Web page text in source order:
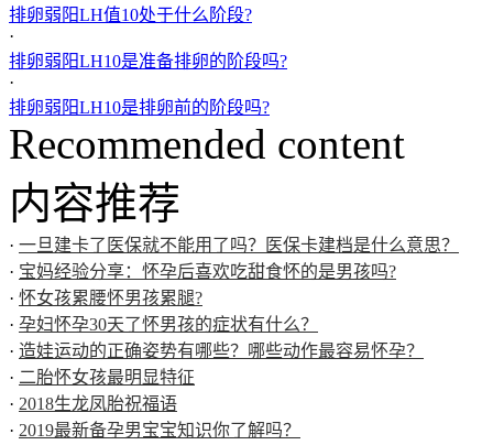
排卵弱阳LH值10处于什么阶段?
·
排卵弱阳LH10是准备排卵的阶段吗?
·
排卵弱阳LH10是排卵前的阶段吗?
Recommended content
内容推荐
· 一旦建卡了医保就不能用了吗？医保卡建档是什么意思？
· 宝妈经验分享：怀孕后喜欢吃甜食怀的是男孩吗?
· 怀女孩累腰怀男孩累腿?
· 孕妇怀孕30天了怀男孩的症状有什么？
· 造娃运动的正确姿势有哪些？哪些动作最容易怀孕？
· 二胎怀女孩最明显特征
· 2018生龙凤胎祝福语
· 2019最新备孕男宝宝知识你了解吗？